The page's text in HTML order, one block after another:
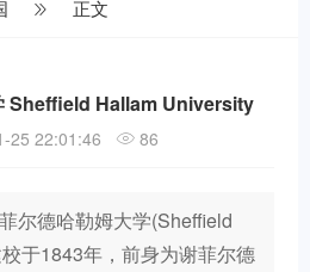
正文
Sheffield Hallam University
25 22:01:46 86
尔德哈勒姆大学(Sheffield
于1843年，前身为谢菲尔德